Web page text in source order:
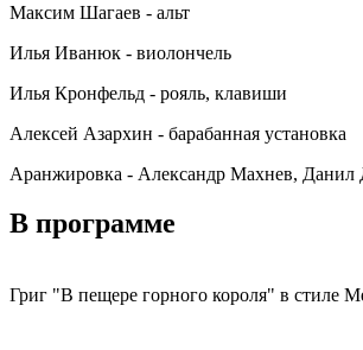
Максим Шагаев - альт
Илья Иванюк - виолончель
Илья Кронфельд - рояль, клавиши
Алексей Азархин - барабанная установка
Аранжировка - Александр Махнев, Данил
В программе
Григ "В пещере горного короля" в стиле